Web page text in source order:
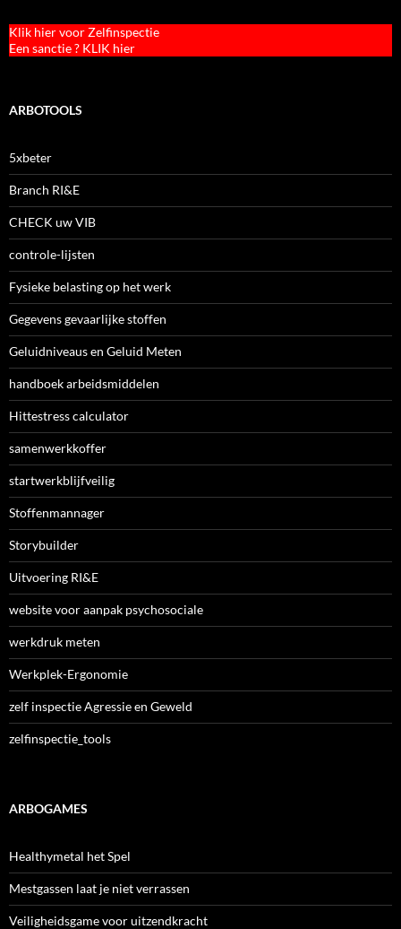
Klik hier voor Zelfinspectie
Een sanctie ? KLIK hier
ARBOTOOLS
5xbeter
Branch RI&E
CHECK uw VIB
controle-lijsten
Fysieke belasting op het werk
Gegevens gevaarlijke stoffen
Geluidniveaus en Geluid Meten
handboek arbeidsmiddelen
Hittestress calculator
samenwerkkoffer
startwerkblijfveilig
Stoffenmannager
Storybuilder
Uitvoering RI&E
website voor aanpak psychosociale
werkdruk meten
Werkplek-Ergonomie
zelf inspectie Agressie en Geweld
zelfinspectie_tools
ARBOGAMES
Healthymetal het Spel
Mestgassen laat je niet verrassen
Veiligheidsgame voor uitzendkracht